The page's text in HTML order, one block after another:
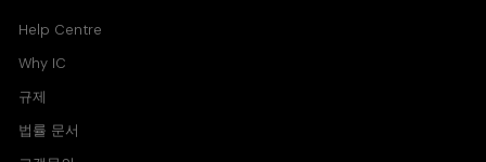
Help Centre
Why IC
규제
법률 문서